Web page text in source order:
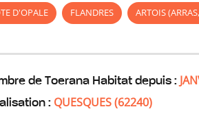
D'OPALE
FLANDRES ARTOIS
de Toerana Habitat depuis :
: QUESQUES(62240)